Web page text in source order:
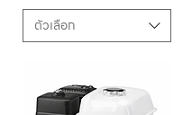
ตัวเลือก